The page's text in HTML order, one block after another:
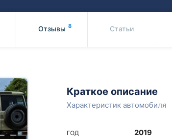
Отзывы 8 Статьи
Краткое описание
Характеристик автомобиля
ГОД 2019